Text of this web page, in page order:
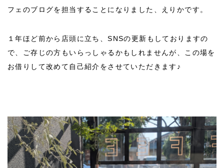
フェのブログを担当することになりました、えりかです。
１年ほど前から店頭に立ち、SNSの更新もしておりますの
で、ご存じの方もいらっしゃるかもしれませんが、この場を
お借りして改めて自己紹介をさせていただきます♪